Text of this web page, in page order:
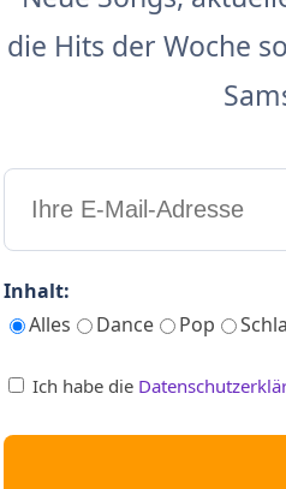
die Hits der Woche
Inhalt:
Alles
Dance Pop
Ich habe die